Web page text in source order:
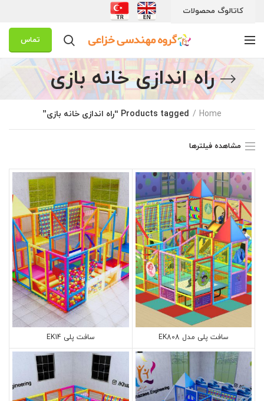
کاتالوگ محصولات
تماس
راه اندازی خانه بازی
Home Products tagged “راه اندازی خانه بازی”
مشاهده فیلترها
سافت پلی مدل EK808 سافت پلی EK14